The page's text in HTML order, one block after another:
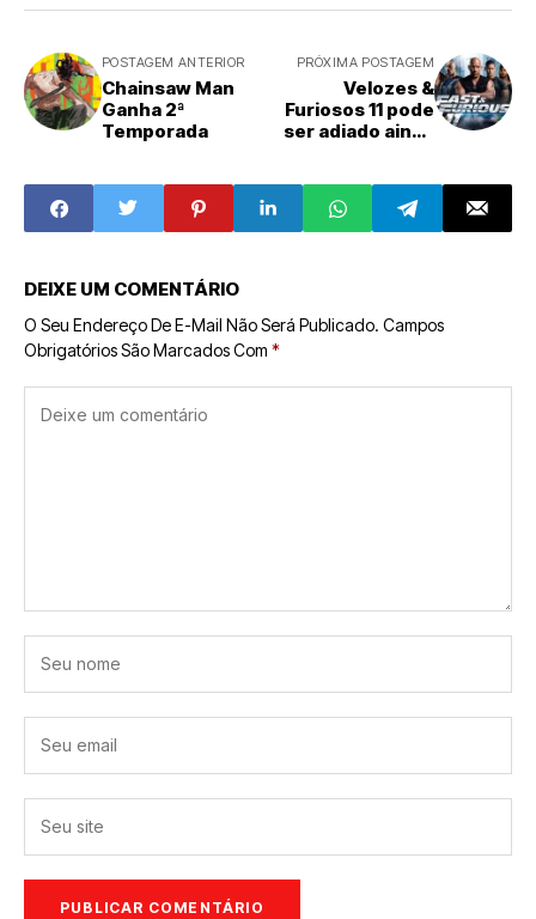
POSTAGEM ANTERIOR
Chainsaw Man
Ganha 2ª
Temporada
PRÓXIMA POSTAGEM
Velozes &
Furiosos 11 pode
ser adiado ainda
DEIXE UM COMENTÁRIO
O Seu Endereço De E-Mail Não Será Publicado. Campos
Obrigatórios São Marcados Com *